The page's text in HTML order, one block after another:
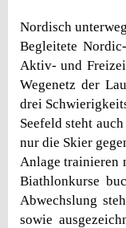
Nordisch
Begleitete
Aktiv- und
Wegenetz der
drei
Seefeld steht
nur die Skier
Anlage trainieren
Biathlonkurse
Abwechslung
sowie